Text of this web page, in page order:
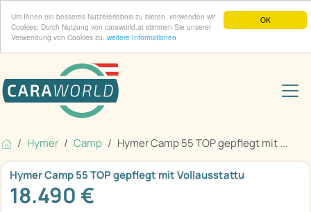
OK
Um Ihnen ein besseres Nutzererlebnis zu bieten, verwenden wir
Cookies. Durch Nutzung von caraworld.at stimmen Sie unserer
Verwendung von Cookies zu. weitere Informationen
Hymer Camp Hymer Camp 55 TOP gepflegt mit ...
Hymer Camp 55 TOP gepflegt mit Vollausstattu
18.490 €